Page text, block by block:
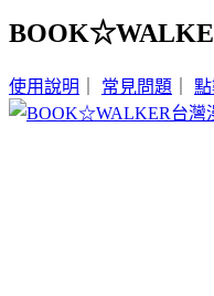
使用說明 常見問題